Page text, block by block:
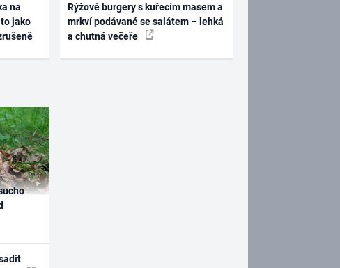
na
jako
Rýžové burgery s kuřecím masem a
mrkví podávané se salátem – lehká
a chutná večeře